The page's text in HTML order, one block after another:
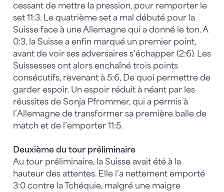
cessant de mettre la pression, pour remporter le
set 11:3. Le quatrième set a mal débuté pour la
Suisse face à une Allemagne qui a donné le ton. A
0:3, la Suisse a enfin marqué un premier point,
avant de voir ses adversaires s’échapper (2:6). Les
Suissesses ont alors enchaîné trois points
consécutifs, revenant à 5:6, De quoi permettre de
garder espoir. Un espoir réduit à néant par les
réussites de Sonja Pfrommer, qui a permis à
l’Allemagne de transformer sa première balle de
match et de l’emporter 11:5.
Deuxième du tour préliminaire
Au tour préliminaire, la Suisse avait été à la
hauteur des attentes. Elle l’a nettement emporté
3:0 contre la Tchéquie, malgré une maigre